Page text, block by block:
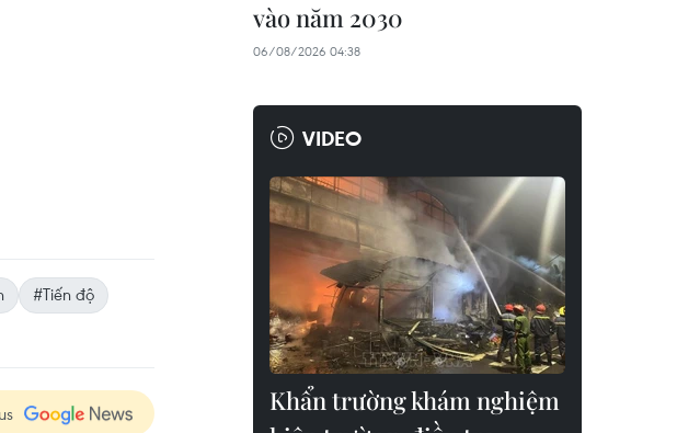
#Tiến độ
vào năm 2030
06/08/2026 04:38
VIDEO
Khẩn trường khám nghiệm